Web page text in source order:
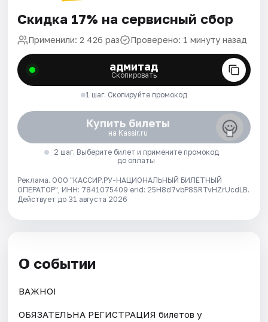
Скидка 17% на сервисный сбор
Применили: 2 426 раз Проверено: 1 минуту назад
адмитад
Скопировать
1 шаг. Скопируйте промокод
Купить билеты
на Kassir.ru
2 шаг. Выберите билет и примените промокод
до оплаты
Реклама. ООО "КАССИР.РУ-НАЦИОНАЛЬНЫЙ БИЛЕТНЫЙ
ОПЕРАТОР", ИНН: 7841075409 erid: 25H8d7vbP8SRTvHZrUcdLB.
Действует до 31 августа 2026
О событии
ВАЖНО!
ОБЯЗАТЕЛЬНА РЕГИСТРАЦИЯ билетов у